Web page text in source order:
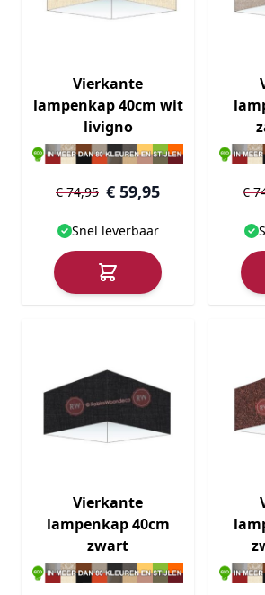
Vierkante
lampenkap 40cm wit
livigno
€ 59,95
€ 74,95
Snel leverbaar
€
Vierkante
lampenkap 40cm
zwart